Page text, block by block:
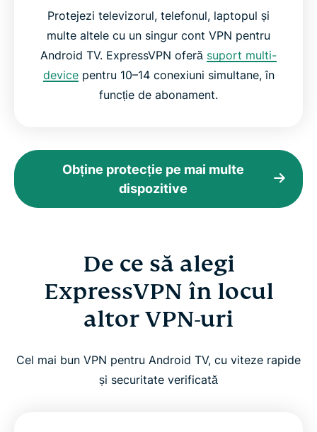
Protejezi televizorul, telefonul, laptopul și
multe altele cu un singur cont VPN pentru
Android TV. ExpressVPN oferă suport multi-
devicepentru 10–14 conexiuni simultane, în
funcție de abonament.
Obține protecție pe mai multe
dispozitive
De ce să alegi
ExpressVPN în locul
altor VPN-uri
Cel mai bun VPN pentru Android TV, cu viteze rapide
și securitate verificată